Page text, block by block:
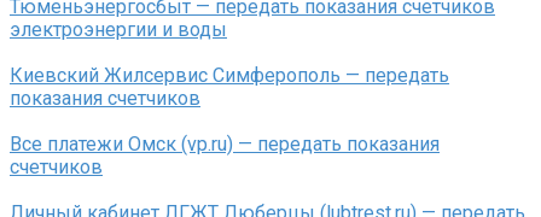
Тюменьэнергосбыт — передать показания счетчиков
электроэнергии и воды
Киевский Жилсервис Симферополь — передать
показания счетчиков
Все платежи Омск (vp.ru) — передать показания
счетчиков
Личный кабинет ЛГЖТ Люберцы (lubtrest.ru) — передать